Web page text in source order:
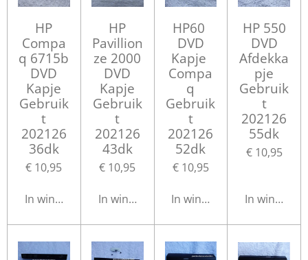
HP
Compa
q 6715b
DVD
Kapje
Gebruik
t
202126
36dk
€ 10,95
In winkelwagen
HP
Pavillion
ze 2000
DVD
Kapje
Gebruik
t
202126
43dk
€ 10,95
In winkelwagen
HP60
DVD
Kapje
Compa
q
Gebruik
t
202126
52dk
€ 10,95
In winkelwagen
HP 550
DVD
Afdekka
pje
Gebruik
t
202126
55dk
€ 10,95
In